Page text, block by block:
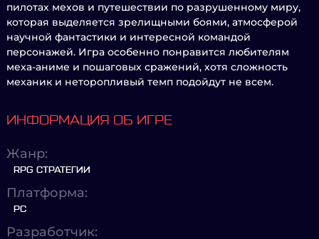
пилотах мехов и путешествии по разрушенному миру,
которая выделяется зрелищными боями, атмосферой
научной фантастики и интересной командой
персонажей. Игра особенно понравится любителям
меха-аниме и пошаговых сражений, хотя сложность
механик и неторопливый темп подойдут не всем.
ИНФОРМАЦИЯ ОБ ИГРЕ
Жанр:
RPG СТРАТЕГИИ
Платформа:
PC
Разработчик: